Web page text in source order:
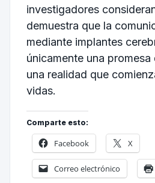
investigadores
demuestra que la
mediante implantes
únicamente una
una realidad que
vidas.
Comparte esto:
Facebook X
Correo electrónico